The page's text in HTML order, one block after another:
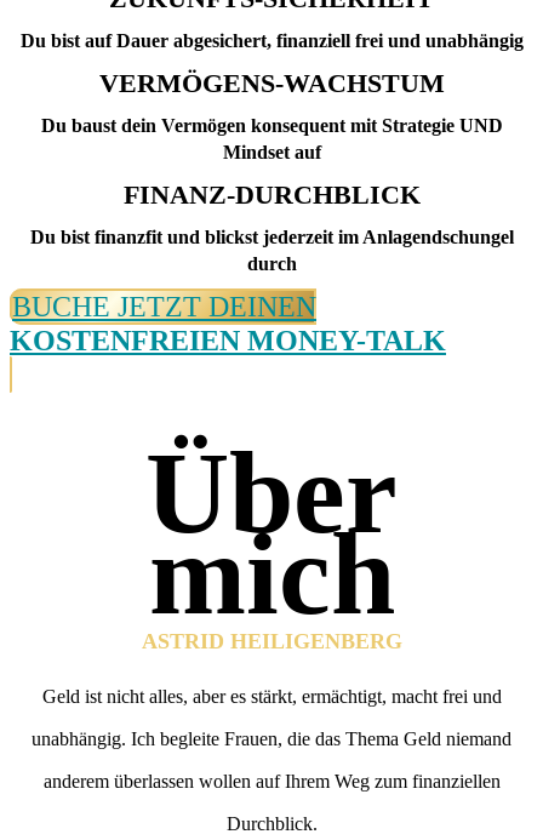
Du bist auf Dauer abgesichert, finanziell frei und unabhängig
VERMÖGENS-WACHSTUM
Du baust dein Vermögen konsequent mit Strategie UND
Mindset auf
FINANZ-DURCHBLICK
Du bist finanzfit und blickst jederzeit im Anlagendschungel
durch
BUCHE JETZT DEINEN
KOSTENFREIEN MONEY-TALK
Über
mich
ASTRID HEILIGENBERG
Geld ist nicht alles, aber es stärkt, ermächtigt, macht frei und
unabhängig. Ich begleite Frauen, die das Thema Geld niemand
anderem überlassen wollen auf Ihrem Weg zum finanziellen
Durchblick.